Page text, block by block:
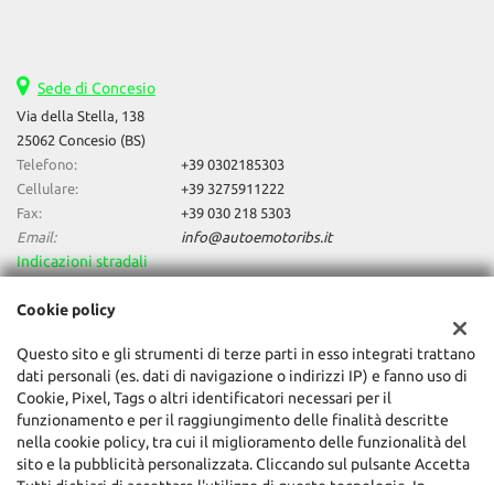
Sede di Concesio
Via della Stella, 138
25062 Concesio (BS)
Telefono:
+39 0302185303
Cellulare:
+39 3275911222
Fax:
+39 030 218 5303
Email:
info@autoemotoribs.it
Indicazioni stradali
Auto & Motori Di Daniele Bagozzi
Via della Stella, 138, Concesio (BS)
C.F/P.IVA:
03856060987
Registro delle imprese:BS
Cookie policy
Questo sito e gli strumenti di terze parti in esso integrati trattano
dati personali (es. dati di navigazione o indirizzi IP) e fanno uso di
Cookie, Pixel, Tags o altri identificatori necessari per il
funzionamento e per il raggiungimento delle finalità descritte
nella cookie policy, tra cui il miglioramento delle funzionalità del
sito e la pubblicità personalizzata. Cliccando sul pulsante Accetta